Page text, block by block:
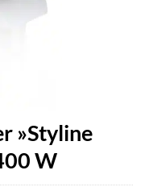
»Styline
W